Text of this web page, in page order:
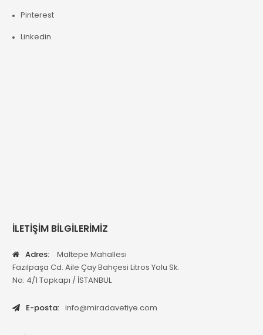
Pinterest
Linkedin
İLETİŞİM BİLGİLERİMİZ
Adres:
Maltepe Mahallesi
Fazılpaşa Cd. Aile Çay Bahçesi Litros Yolu Sk.
No: 4/1 Topkapı / İSTANBUL
E-posta: info@miradavetiye.com